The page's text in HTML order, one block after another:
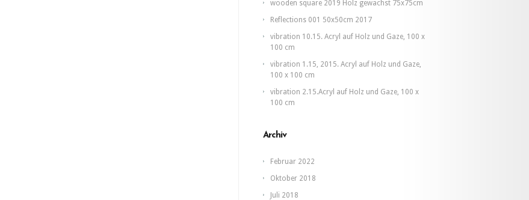
60
cm.
wooden square 2019 Holz gewachst 75x75cm
Reflections 001 50x50cm 2017
vibration 10.15. Acryl auf Holz und Gaze, 100 x
100 cm
vibration 1.15, 2015. Acryl auf Holz und Gaze,
100 x 100 cm
vibration 2.15.Acryl auf Holz und Gaze, 100 x
100 cm
Archiv
Februar 2022
Oktober 2018
Juli 2018